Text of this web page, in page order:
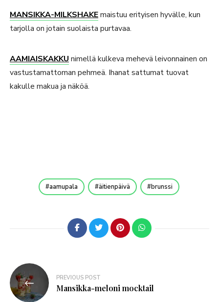
MANSIKKA-MILKSHAKEmaistuu erityisen hyvälle, kun
tarjolla on jotain suolaista purtavaa.
AAMIAISKAKKUnimellä kulkeva mehevä leivonnainen on
vastustamattoman pehmeä. Ihanat sattumat tuovat
kakulle makua ja näköä.
aamupala äitienpäivä brunssi
PREVIOUS POST
Mansikka-meloni mocktail